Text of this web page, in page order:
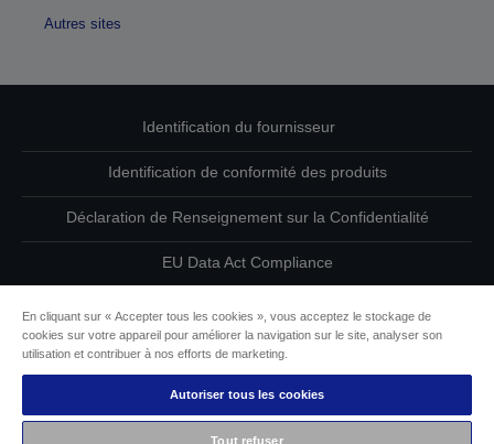
Autres sites
Identification du fournisseur
Identification de conformité des produits
Déclaration de Renseignement sur la Confidentialité
EU Data Act Compliance
Informations sur les cookies
L’engagement d’Epson pour l’accessibilité
En cliquant sur « Accepter tous les cookies », vous acceptez le stockage de
cookies sur votre appareil pour améliorer la navigation sur le site, analyser son
utilisation et contribuer à nos efforts de marketing.
Autoriser tous les cookies
Tout refuser